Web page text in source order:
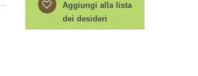
Aggiungi alla lista
dei desideri